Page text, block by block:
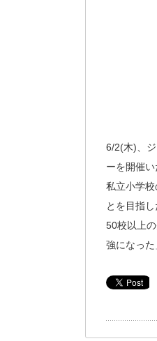
6/2(木)、
ーを開催い
私立小学
とを目指
50校以上
強になった